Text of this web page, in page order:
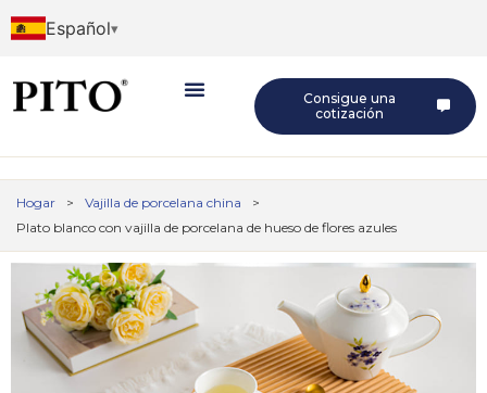
Español
Consigue una
cotización
Hogar > Vajilla de porcelana china
>
Plato blanco con vajilla de porcelana de hueso de flores azules